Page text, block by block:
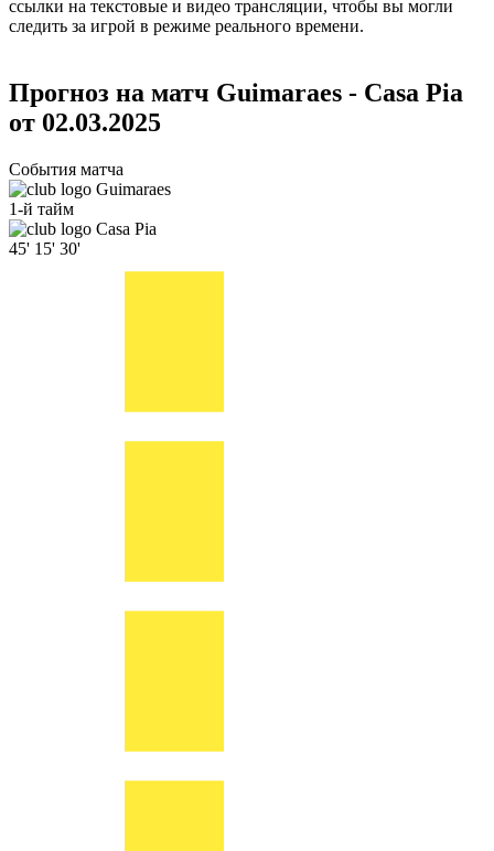
ссылки на текстовые и видео трансляции, чтобы вы могли
следить за игрой в режиме реального времени.
Прогноз на матч Guimaraes - Casa Pia
от 02.03.2025
События матча
Guimaraes
1-й тайм
Casa Pia
45' 15' 30'